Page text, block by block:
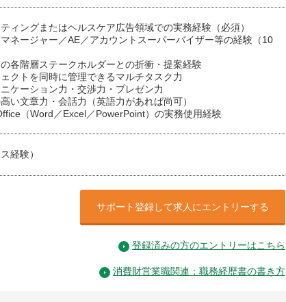
ティングまたはヘルスケア広告領域での実務経験（必須）
マネージャー／AE／アカウントスーパーバイザー等の経験（10
の各階層ステークホルダーとの折衝・提案経験
ェクトを同時に管理できるマルチタスク力
ニケーション力・交渉力・プレゼン力
い文章力・会話力（英語力があれば尚可）
（Word／Excel／PowerPoint）の実務使用経験
経験）
サポート登録して求人にエントリーする
登録済みの方のエントリーはこちら
消費財営業職関連：職務経歴書の書き方